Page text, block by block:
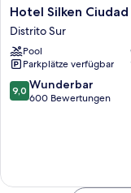
Hotel
Silken
Ciudad
Gijon
Distrito
Sur
Hotel Silken
Distrito Sur
Pool
Parkplätze verfügbar
9.0
von
9,0 Wunderbar
600 Bewertungen